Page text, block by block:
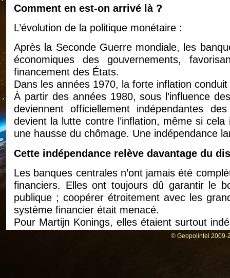
Comment en est-on arrivé là ?
L’évolution de la politique monétaire :
Après la Seconde Guerre mondiale, les
économiques des gouvernements,
financement des États.
Dans les années 1970, la forte inflation
À partir des années 1980, sous l’influence
deviennent officiellement indépendantes
devient la lutte contre l’inflation, même si
une hausse du chômage. Une indépendance
Cette indépendance relève davantage du
Les banques centrales n’ont jamais été
financiers. Elles ont toujours dû garantir le
publique ; coopérer étroitement avec les
système financier était menacé.
Pour Martijn Konings, elles étaient surtout
pas des intérêts du système financier.© Geopolintel 2009-